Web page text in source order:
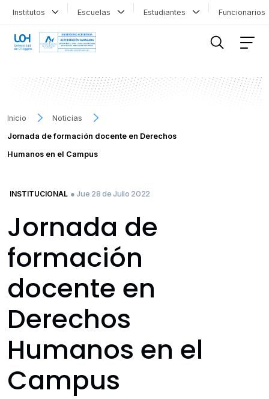
Institutos Escuelas Estudiantes
Inicio
Noticias
Jornada de formación docente en Derechos
Humanos en el Campus
INSTITUCIONAL ● Jue 28 de Julio 2022
Jornada de
formación
docente en
Derechos
Humanos en el
Campus